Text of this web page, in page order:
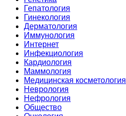
Гепатология
Гинекология
Дерматология
Иммунология
Интернет
Инфекциология
Кардиология
Маммология
Медицинская косметология
Неврология
Нефрология
Общество